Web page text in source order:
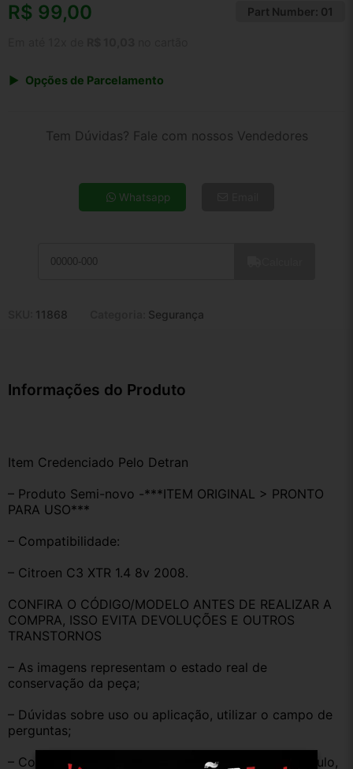
R$ 99,00 Part Number: 01
Opções de Parcelamento
5x de R$ 22,24
6x de R$ 18,75
9x de R$ 12,95
Tem Dúvidas? Fale com nossos Vendedores
Whatsapp
11868 Segurança
Informações do Produto
Item Credenciado Pelo Detran
– Produto Semi-novo -***ITEM ORIGINAL > PRONTO
PARA USO***
– Compatibilidade:
– Citroen C3 XTR 1.4 8v 2008.
CONFIRA O CÓDIGO/MODELO ANTES DE REALIZAR A
COMPRA, ISSO EVITA DEVOLUÇÕES E OUTROS
TRANSTORNOS
– As imagens representam o estado real de
conservação da peça;
– Dúvidas sobre uso ou aplicação, utilizar o campo de
perguntas;
– Compare o produto anunciado com o do seu veículo,